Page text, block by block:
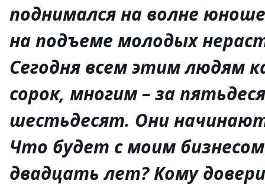
поднимался на волне
на подъеме молодых
Сегодня всем этим людям
сорок, многим – за
шестьдесят. Они
Что будет с моим
двадцать лет? Кому